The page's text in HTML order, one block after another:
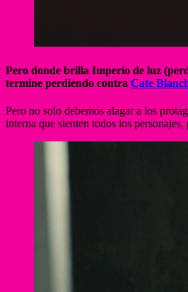
Pero donde brilla Imperio de luz
termine perdiendo contra Cate
Pero no solo debemos alagar a los
interna que sienten todos los